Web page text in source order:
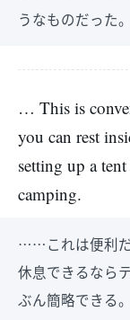
うなものだった。
… This is
you can rest
setting up a
camping.
……これは便利だ
休息できるなら
ぶん簡略できる。